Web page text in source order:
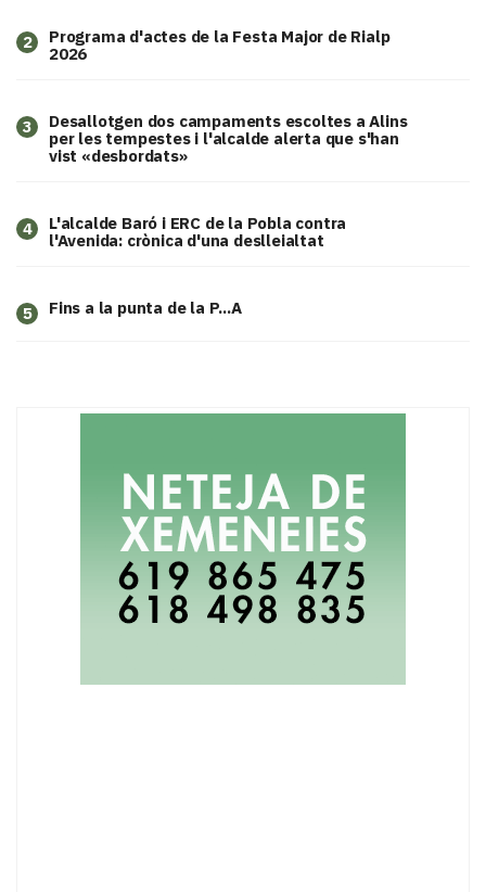
2
Programa d'actes de la Festa Major de Rialp
2026
3
​Desallotgen dos campaments escoltes a Alins
per les tempestes i l'alcalde alerta que s'han
vist «desbordats»
4
L'alcalde Baró i ERC de la Pobla contra
l'Avenida: crònica d'una deslleialtat
5 Fins a la punta de la P...A